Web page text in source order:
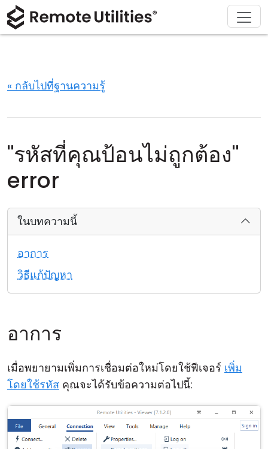
« กลับไปที่ฐานความรู้
"รหัสที่คุณป้อนไม่ถูกต้อง"
error
ในบทความนี้
อาการ
วิธีแก้ปัญหา
อาการ
เมื่อพยายามเพิ่มการเชื่อมต่อใหม่โดยใช้ฟีเจอร์ เพิ่ม
โดยใช้รหัส คุณจะได้รับข้อความต่อไปนี้:
ผลิตภัณฑ์
ความปลอดภัย
โหมดการเชื่อมต่อ
การสนับสนุน Active Directory
การกำหนดค่า MSI
คลาวด์ & ออน-พรีมิส
โซลูชัน
การผลิตและการค้าปลีก
เทคโนโลยีสารสนเทศ
ดาวน์โหลด
ซื้อ
ผู้ช่วยใบอนุญาต
สนับสนุน
เอกสารประกอบ
เกี่ยวกับ